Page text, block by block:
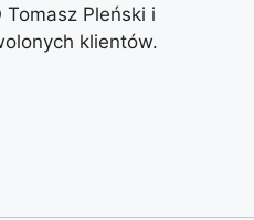
Tomasz Pleński i
klientów.